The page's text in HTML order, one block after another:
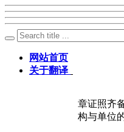
网站首页
关于翻译
章证照齐
构与单位